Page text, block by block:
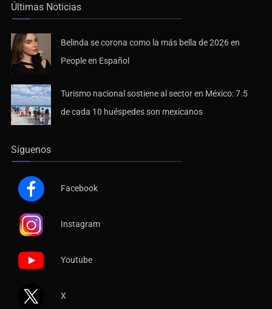
Últimas Noticias
Belinda se corona como la más bella de 2026 en
People en Español
Turismo nacional sostiene al sector en México: 7.5
de cada 10 huéspedes son mexicanos
Síguenos
Facebook
Instagram
Youtube
X